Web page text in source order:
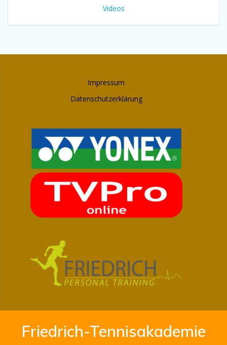
Videos
Impressum
Datenschutzerklärung
Friedrich-Tennisakademie